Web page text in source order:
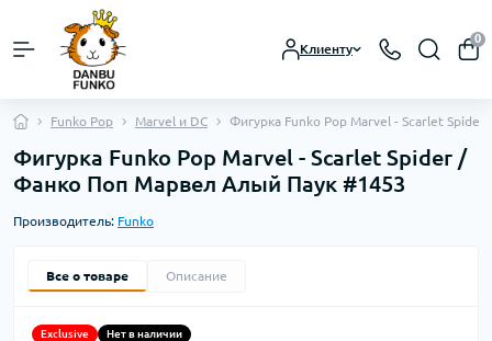
Клиенту
0
Funko Pop Marvel и DC Фигурка Funko Pop Marvel - Scarlet
Фигурка Funko Pop Marvel - Scarlet Spider /
Фанко Поп Марвел Алый Паук #1453
Производитель: Funko
Все о товаре Описание
Exclusive Нет в наличии